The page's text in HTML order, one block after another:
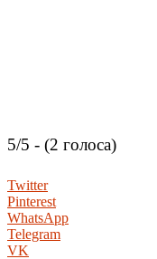
5/5 - (2 голоса)
Twitter
Pinterest
WhatsApp
Telegram
VK